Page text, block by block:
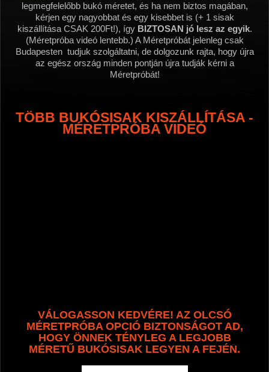
legmegfelelőbb bukó méretet, és ha nem biztos magában,
kérjen egy nagyobbat és egy kisebbet is (+ 1 sisak
kiszállítása CSAK 200Ft!), így BIZTOSAN jó lesz az egyik.
(Méretpróba videó lentebb.) A Méretpróbát jelenleg csak
Budapesten tudjuk szolgáltatni, de dolgozunk rajta, hogy újra
az egész ország minden pontján újra tudják kérni a
Méretpróbát!
TÖBB BUKÓSISAK KISZÁLLÍTÁSA -
MÉRETPRÓBA VIDEÓ
VÁLOGASSON KEDVÉRE! AZ OLCSÓ
MÉRETPRÓBA OPCIÓ BIZTONSÁGOT AD,
HOGY ÖNNEK TÉNYLEG A LEGJOBB
MÉRETŰ BUKÓSISAK LEGYEN A FEJÉN.